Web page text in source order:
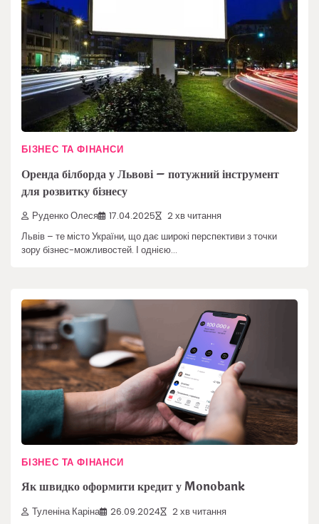
БІЗНЕС ТА ФІНАНСИ
Оренда білборда у Львові – потужний інструмент
для розвитку бізнесу
Руденко Олеся 17.04.2025 2 хв читання
Львів – те місто України, що дає широкі перспективи з точки
зору бізнес-можливостей. І однією…
БІЗНЕС ТА ФІНАНСИ
Як швидко оформити кредит у Monobank
Туленіна Каріна 26.09.2024 2 хв читання